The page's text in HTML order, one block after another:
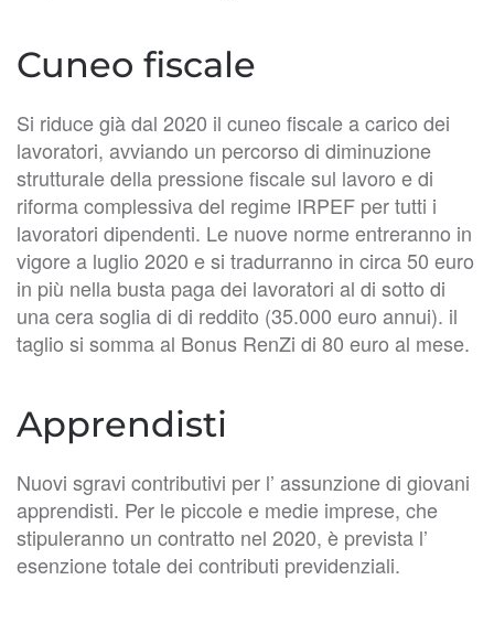
Cuneo fiscale
Si riduce già dal 2020 il cuneo fiscale a carico dei
lavoratori, avviando un percorso di diminuzione
strutturale della pressione fiscale sul lavoro e di
riforma complessiva del regime IRPEF per tutti i
lavoratori dipendenti. Le nuove norme entreranno in
vigore a luglio 2020 e si tradurranno in circa 50 euro
in più nella busta paga dei lavoratori al di sotto di
una cera soglia di di reddito (35.000 euro annui). il
taglio si somma al Bonus RenZi di 80 euro al mese.
Apprendisti
Nuovi sgravi contributivi per l’ assunzione di giovani
apprendisti. Per le piccole e medie imprese, che
stipuleranno un contratto nel 2020, è prevista l’
esenzione totale dei contributi previdenziali.